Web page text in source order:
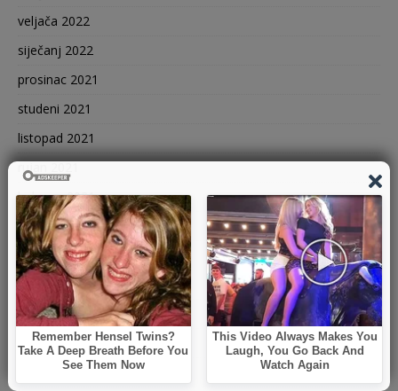
veljača 2022
siječanj 2022
prosinac 2021
studeni 2021
listopad 2021
rujan 2021
kolovoz 2021
srpanj 2021
lipanj 2021
svibanj 2021
travanj 2021
ožujak 2021
veljača 2021